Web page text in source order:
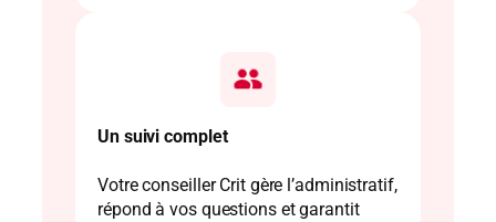
Un suivi complet
Votre conseiller Crit gère l’administratif,
répond à vos questions et garantit